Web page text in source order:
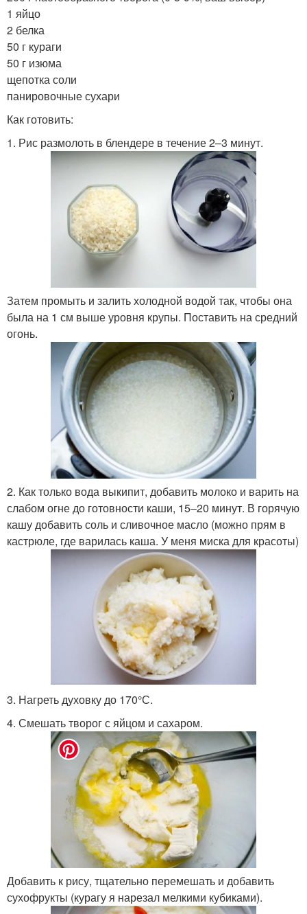
1 яйцо
2 белка
50 г кураги
50 г изюма
щепотка соли
панировочные сухари
Как готовить:
1. Рис размолоть в блендере в течение 2–3 минут.
Затем промыть и залить холодной водой так, чтобы она
была на 1 см выше уровня крупы. Поставить на средний
огонь.
2. Как только вода выкипит, добавить молоко и варить на
слабом огне до готовности каши, 15–20 минут. В горячую
кашу добавить соль и сливочное масло (можно прям в
кастрюле, где варилась каша. У меня миска для красоты)
3. Нагреть духовку до 170°С.
4. Смешать творог с яйцом и сахаром.
Добавить к рису, тщательно перемешать и добавить
сухофрукты (курагу я нарезал мелкими кубиками).